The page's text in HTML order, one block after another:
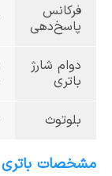
فرکانس
پاسخ‌دهی
دوام شارژ
باتری
بلوتوث
مشخصات باتری